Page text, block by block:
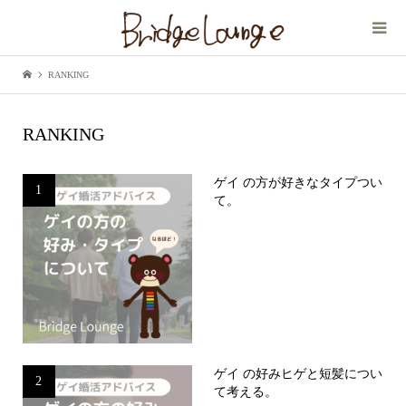
RANKING
RANKING
1
ゲイ の方が好きなタイプつい
て。
2
ゲイ の好みヒゲと短髪につい
て考える。